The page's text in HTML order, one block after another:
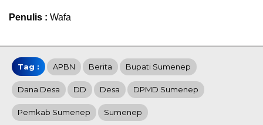
Penulis : Wafa
Tag : APBN Berita Bupati Sumenep
Dana Desa DD Desa DPMD Sumenep
Pemkab Sumenep Sumenep